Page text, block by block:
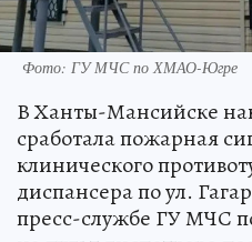
Фото: ГУ МЧС по ХМАО-Югре
В Ханты-Мансийске
сработала пожарная
клинического
диспансера по ул.
пресс-службе ГУ МЧС